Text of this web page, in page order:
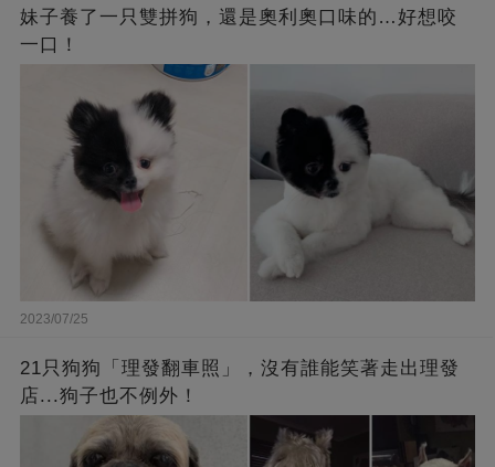
妹子養了一只雙拼狗，還是奧利奧口味的…好想咬
一口！
2023/07/25
21只狗狗「理發翻車照」，沒有誰能笑著走出理發
店...狗子也不例外！